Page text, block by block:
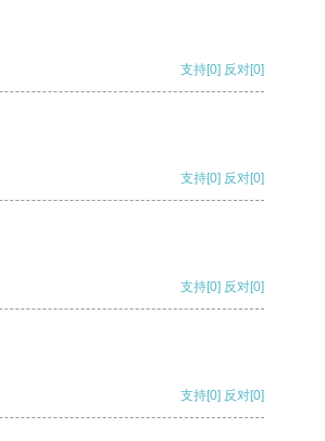
支持[0] 反对[0]
支持[0] 反对[0]
支持[0] 反对[0]
支持[0] 反对[0]